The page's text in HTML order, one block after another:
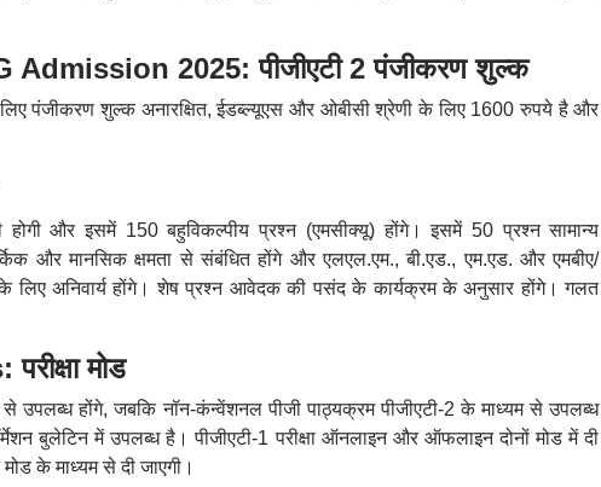
2025: पीजीएटी 2 पंजीकरण शुल्क
के लिए पंजीकरण शुल्क अनारक्षित, ईडब्ल्यूएस और ओबीसी श्रेणी के लिए 1600 रुपये है और
होगी और इसमें 150 बहुविकल्पीय प्रश्न (एमसीक्यू) होंगे। इसमें 50 प्रश्न सामान्य
और मानसिक क्षमता से संबंधित होंगे और एलएल.एम., बी.एड., एम.एड. और एमबीए/
लिए अनिवार्य होंगे। शेष प्रश्न आवेदक की पसंद के कार्यक्रम के अनुसार होंगे। गलत
मोड
उपलब्ध होंगे, जबकि नॉन-कंन्वेंशनल पीजी पाठ्यक्रम पीजीएटी-2 के माध्यम से उपलब्ध
बुलेटिन में उपलब्ध है। पीजीएटी-1 परीक्षा ऑनलाइन और ऑफलाइन दोनों मोड में दी
के माध्यम से दी जाएगी।